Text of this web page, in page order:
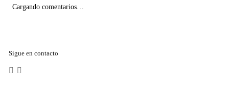
Cargando comentarios…
Sigue en contacto